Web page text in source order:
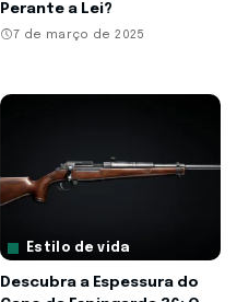
Perante a Lei?
7 de março de 2025
Estilo de vida
Descubra a Espessura do